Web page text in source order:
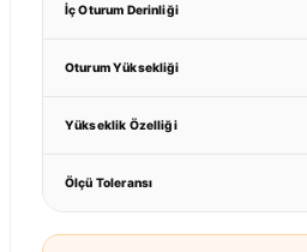
İç Oturum Derinliği
Oturum Yüksekliği
Yükseklik Özelliği
Ölçü Toleransı